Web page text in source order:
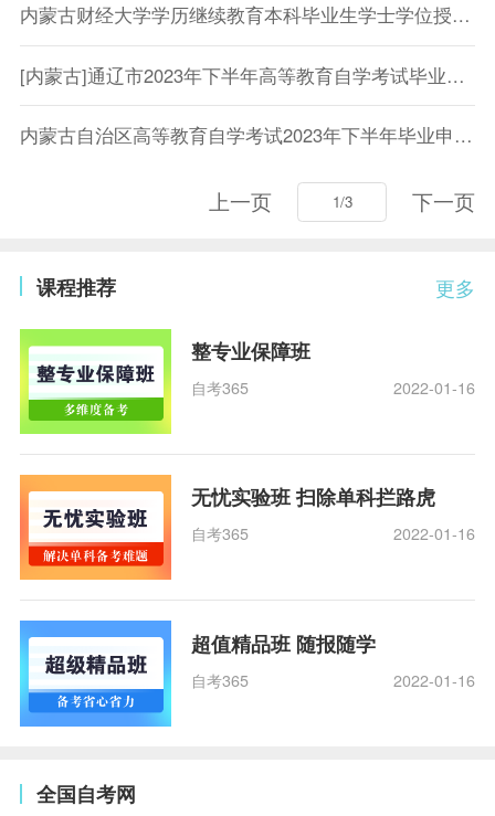
内蒙古财经大学学历继续教育本科毕业生学士学位授予相关文件
[内蒙古]通辽市2023年下半年高等教育自学考试毕业申请工作即将开始
内蒙古自治区高等教育自学考试2023年下半年毕业申请工作公告
上一页 下一页
更多
课程推荐
整专业保障班
自考365 2022-01-16
无忧实验班 扫除单科拦路虎
自考365 2022-01-16
超值精品班 随报随学
自考365 2022-01-16
全国自考网